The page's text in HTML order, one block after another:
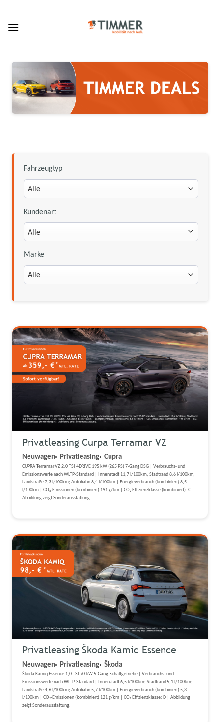
content
Fahrzeugtyp
Kundenart
Marke
Privatleasing Curpa Terramar VZ
Neuwagen Privatleasing Cupra
CUPRA Terramar VZ 2.0 TSI 4DRIVE 195 kW (265 PS) 7-Gang DSG | Verbrauchs- und
Emissionswerte nach WLTP-Standard | Innenstadt 11,7 l/100km; Stadtrand 8,6 l/100km;
Landstraße 7,3 l/100km; Autobahn 8,4 l/100km | Energieverbrauch (kombiniert) 8,5
l/100km | CO₂-Emissionen (kombiniert) 191 g/km | CO₂ Effizienzklasse (kombiniert): G |
Abbildung zeigt Sonderausstattung.
Privatleasing Škoda Kamiq Essence
Neuwagen Privatleasing Škoda
Škoda Kamiq Essence 1,0 TSI 70 kW 5-Gang-Schaltgetriebe | Verbrauchs- und
Emissionswerte nach WLTP-Standard | Innenstadt 6,5 l/100km; Stadtrand 5,1 l/100km;
Landstraße 4,6 l/100km; Autobahn 5,7 l/100km | Energieverbrauch (kombiniert) 5,3
l/100km | CO₂-Emissionen (kombiniert) 121 g/km | CO₂ Effizienzklasse: D | Abbildung
zeigt Sonderausstattung.